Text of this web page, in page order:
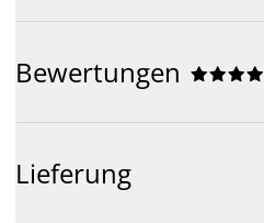
Bewertungen 




Lieferung